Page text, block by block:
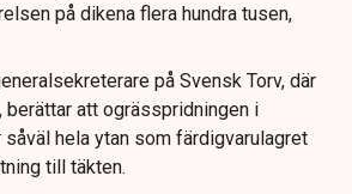
på dikena flera hundra tusen,
på Svensk Torv, där
berättar att ogrässpridningen i
såväl hela ytan som färdigvarulagret
till täkten.